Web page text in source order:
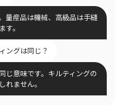
量産品は機械、高級品は手縫
す。
ングは同じ？
じ意味です。キルティングの
れません。